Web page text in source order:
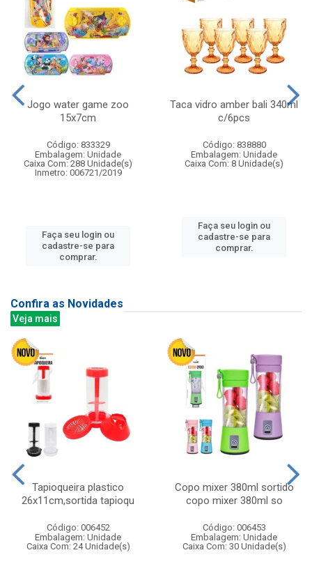
Jogo water game zoo
15x7cm
Código: 833329
Embalagem: Unidade
Caixa Com: 288 Unidade(s)
Inmetro: 006721/2019
Faça seu login ou
cadastre-se para
comprar.
Taca vidro amber bali 340ml
c/6pcs
Código: 838880
Embalagem: Unidade
Caixa Com: 8 Unidade(s)
Faça seu login ou
cadastre-se para
comprar.
Confira as Novidades
Veja mais
Tapioqueira plastico
26x11cm,sortida tapioqu
Código: 006452
Embalagem: Unidade
Caixa Com: 24 Unidade(s)
Copo mixer 380ml sortido
copo mixer 380ml so
Código: 006453
Embalagem: Unidade
Caixa Com: 30 Unidade(s)